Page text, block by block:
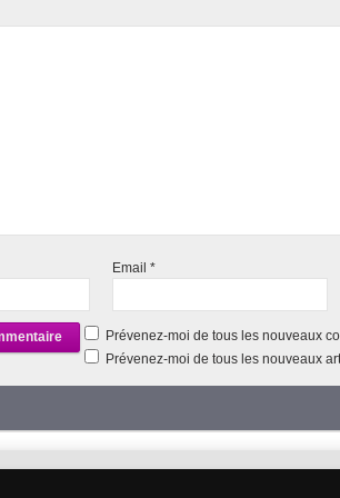
Email*
Prévenez-moi de tous les nouveaux
Prévenez-moi de tous les nouveaux